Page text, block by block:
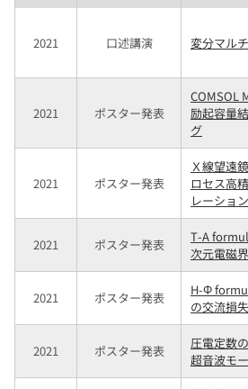
2021 口述講演 変分マル
2021 ポスター発表
COMSOL
励起容量
グ
2021 ポスター発表
Ｘ線望遠
ロセス高
レーショ
2021 ポスター発表
T-A
次元電磁
2021 ポスター発表
H-Φ
の交流損
2021 ポスター発表
圧電定数
超音波モ